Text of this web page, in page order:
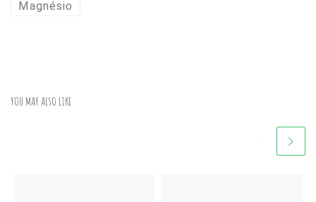
Magnésio
YOU MAY ALSO LIKE